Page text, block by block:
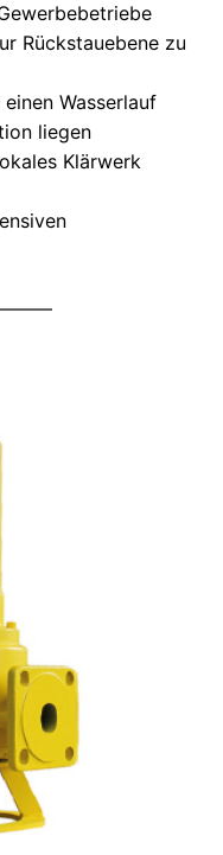
Rückstauebene zu
Wasserlauf
liegen
Klärwerk